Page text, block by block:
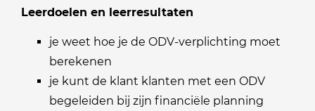
Leerdoelen en leerresultaten
je weet hoe je de ODV-verplichting moet
berekenen
je kunt de klant klanten met een ODV
begeleiden bij zijn financiële planning